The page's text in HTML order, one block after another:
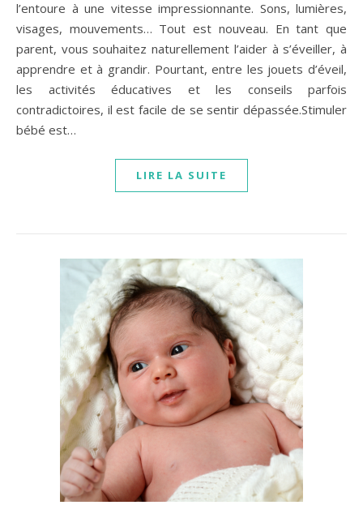
l’entoure à une vitesse impressionnante. Sons, lumières,
visages, mouvements… Tout est nouveau. En tant que
parent, vous souhaitez naturellement l’aider à s’éveiller, à
apprendre et à grandir. Pourtant, entre les jouets d’éveil,
les activités éducatives et les conseils parfois
contradictoires, il est facile de se sentir dépassée.Stimuler
bébé est…
LIRE LA SUITE